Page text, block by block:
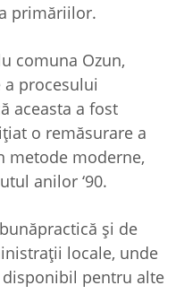
primăriilor.
comuna Ozun,
procesului
aceasta a fost
o remăsurare a
moderne,
anilor ‘90.
şi de
locale, unde
pentru alte